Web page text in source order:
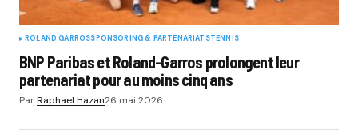
ROLAND GARROSSPONSORING & PARTENARIATSTENNIS
BNP Paribas et Roland-Garros prolongent leur
partenariat pour au moins cinq ans
ParRaphael Hazan26 mai 2026